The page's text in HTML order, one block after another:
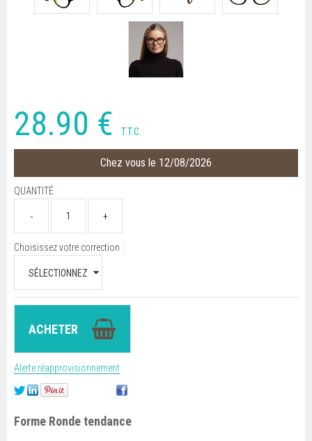
28.90 € T.T.C.
Chez vous le 12/08/2026
QUANTITÉ
Choisissez votre correction :
Alerte réapprovisionnement
Forme Ronde tendance